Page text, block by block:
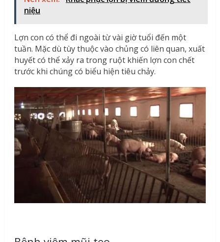
niệu
Lợn con có thể đi ngoài từ vài giờ tuổi đến một
tuần. Mặc dù tùy thuộc vào chủng có liên quan, xuất
huyết có thể xảy ra trong ruột khiến lợn con chết
trước khi chúng có biểu hiện tiêu chảy.